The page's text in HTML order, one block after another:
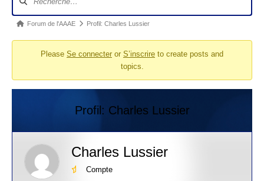
forum
Fil Forum de l'AAAE Profil: Charles Lussier
Please Se connecter or S’inscrire to create posts and
topics.
Profil: Charles Lussier
Charles Lussier
Compte